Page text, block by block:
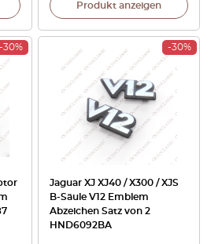
Produkt anzeigen
-30% -30%
Jaguar XJ XJ40 / X300 / XJS
B-Säule V12 Emblem
Abzeichen Satz von 2
HND6092BA